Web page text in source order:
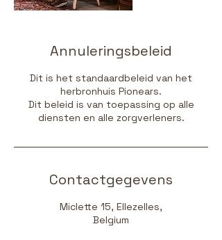
Annuleringsbeleid
Dit is het standaardbeleid van het
herbronhuis Pionears.
Dit beleid is van toepassing op alle
diensten en alle zorgverleners.
Contactgegevens
Miclette 15, Ellezelles,
Belgium